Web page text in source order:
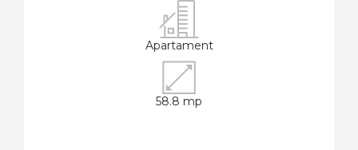
Apartament
58.8 mp